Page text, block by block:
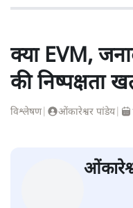
क्या EVM,
की निष्पक्षता
विश्लेषण| ओंकारेश्वर पांडेय|